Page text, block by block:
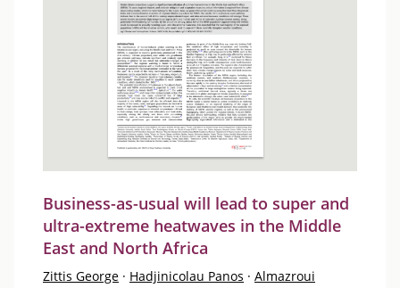
Business-as-usual will lead to super and
ultra-extreme heatwaves in the Middle
East and North Africa
Zittis George · Hadjinicolau Panos · Almazroui